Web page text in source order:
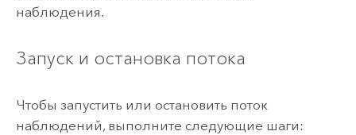
наблюдения.
Запуск и остановка потока
Чтобы запустить или остановить поток
наблюдений, выполните следующие шаги: